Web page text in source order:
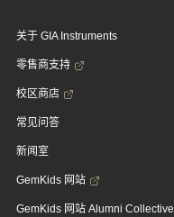
关于 GIA Instruments
零售商支持
校区商店
常见问答
新闻室
GemKids 网站
GemKids 网站 Alumni Collective